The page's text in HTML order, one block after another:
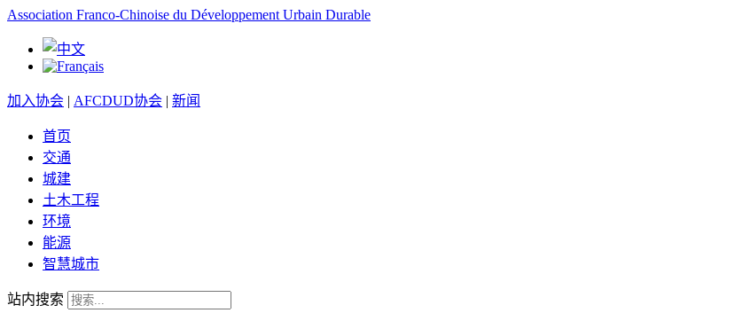
Association Franco-Chinoise du Développement Urbain Durable
加入协会 | AFCDUD协会 | 新闻
首页
交通
城建
土木工程
环境
能源
智慧城市
站内搜索